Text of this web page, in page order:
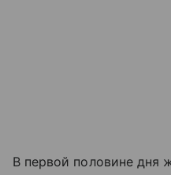
В первой половине дня